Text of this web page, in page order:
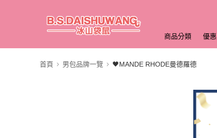
商品分類 優
首頁 男包品牌一覽 🖤MANDE RHODE曼德羅德